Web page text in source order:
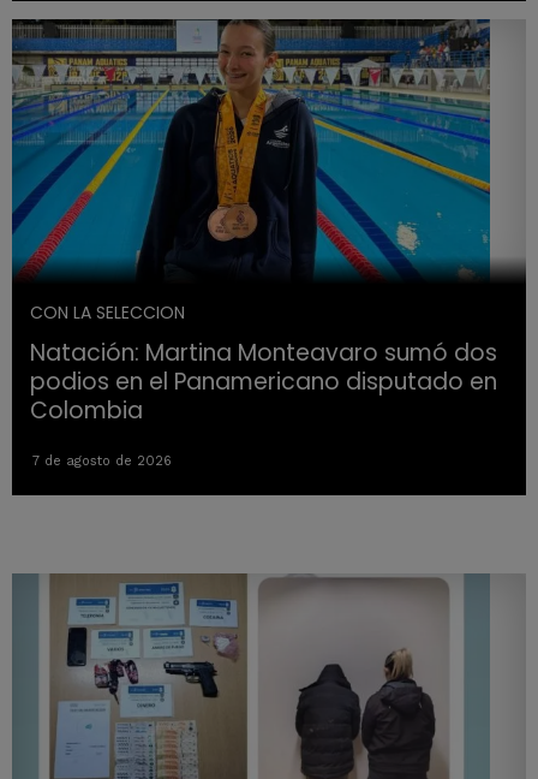
CON LA SELECCION
Natación: Martina Monteavaro sumó dos
podios en el Panamericano disputado en
Colombia
7 de agosto de 2026